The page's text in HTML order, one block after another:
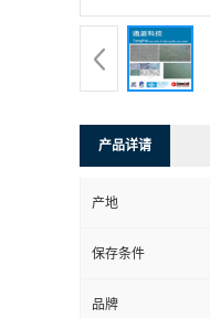
产品详请
产地
保存条件
品牌